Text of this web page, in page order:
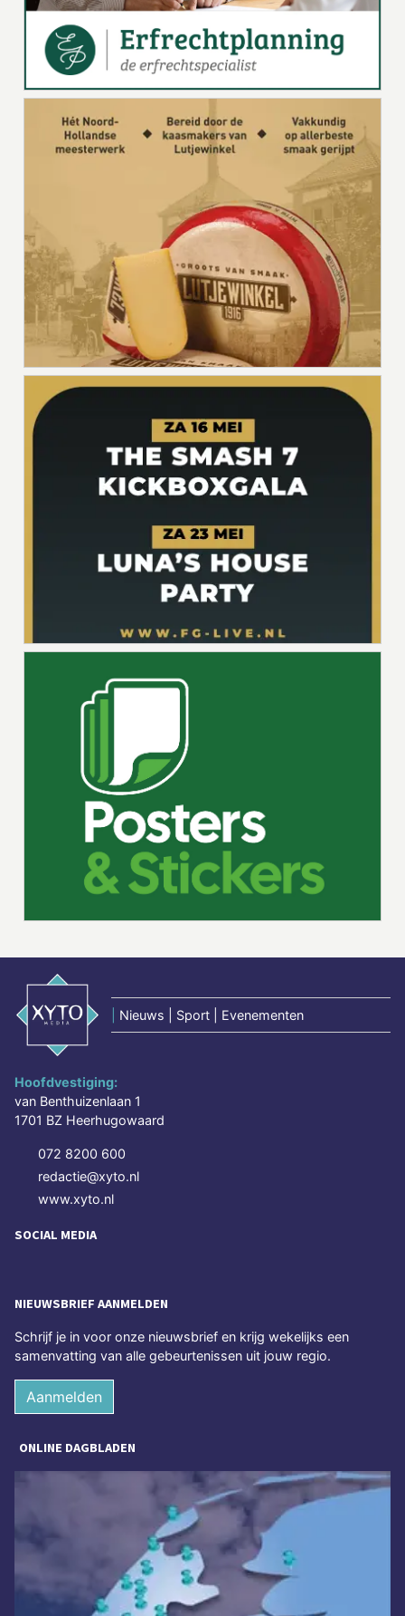
Nieuws | Sport | Evenementen
Hoofdvestiging:
van Benthuizenlaan 1
1701 BZ Heerhugowaard
072 8200 600
redactie@xyto.nl
www.xyto.nl
SOCIAL MEDIA
NIEUWSBRIEF AANMELDEN
Schrijf je in voor onze nieuwsbrief en krijg wekelijks een
samenvatting van alle gebeurtenissen uit jouw regio.
Aanmelden
ONLINE DAGBLADEN